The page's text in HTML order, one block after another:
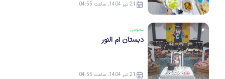
21 تیر 1404، ساعت 04:55
عمومی
دبستان ام النور
21 تیر 1404، ساعت 04:55